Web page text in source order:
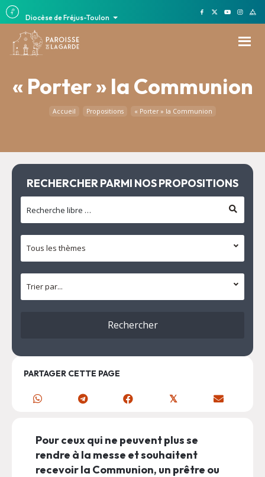
Diocèse de Fréjus-Toulon
« Porter » la Communion
Accueil Propositions « Porter » la Communion
RECHERCHER PARMI NOS PROPOSITIONS
PARTAGER CETTE PAGE
𝕏
Pour ceux qui ne peuvent plus se
rendre à la messe et souhaitent
recevoir la Communion, un prêtre ou